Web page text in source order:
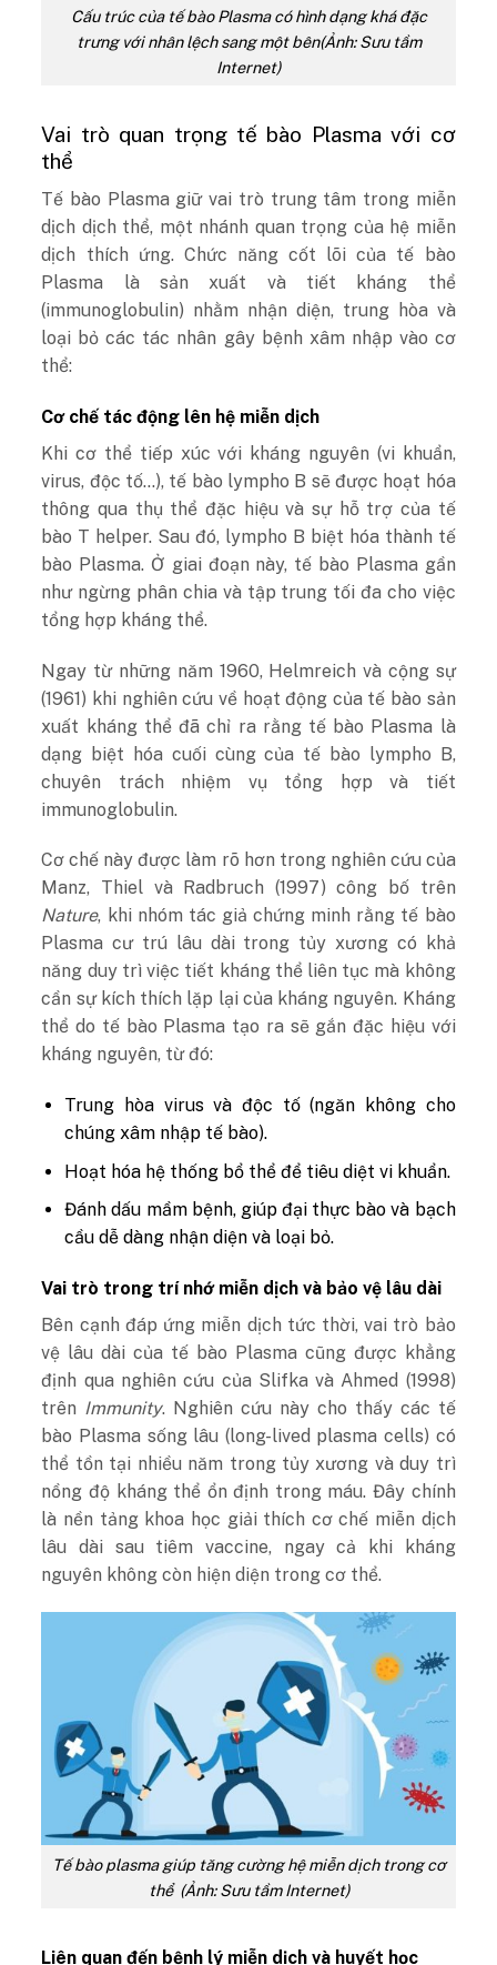
Cấu trúc của tế bào Plasma có hình dạng khá đặc
trưng với nhân lệch sang một bên(Ảnh: Sưu tầm
Internet)
Vai trò quan trọng tế bào Plasma với cơ
thể
Tế bào Plasma giữ vai trò trung tâm trong miễn
dịch dịch thể, một nhánh quan trọng của hệ miễn
dịch thích ứng. Chức năng cốt lõi của tế bào
Plasma là sản xuất và tiết kháng thể
(immunoglobulin) nhằm nhận diện, trung hòa và
loại bỏ các tác nhân gây bệnh xâm nhập vào cơ
thể:
Cơ chế tác động lên hệ miễn dịch
Khi cơ thể tiếp xúc với kháng nguyên (vi khuẩn,
virus, độc tố…), tế bào lympho B sẽ được hoạt hóa
thông qua thụ thể đặc hiệu và sự hỗ trợ của tế
bào T helper. Sau đó, lympho B biệt hóa thành tế
bào Plasma. Ở giai đoạn này, tế bào Plasma gần
như ngừng phân chia và tập trung tối đa cho việc
tổng hợp kháng thể.
Ngay từ những năm 1960, Helmreich và cộng sự
(1961) khi nghiên cứu về hoạt động của tế bào sản
xuất kháng thể đã chỉ ra rằng tế bào Plasma là
dạng biệt hóa cuối cùng của tế bào lympho B,
chuyên trách nhiệm vụ tổng hợp và tiết
immunoglobulin.
Cơ chế này được làm rõ hơn trong nghiên cứu của
Manz, Thiel và Radbruch (1997) công bố trên
Nature, khi nhóm tác giả chứng minh rằng tế bào
Plasma cư trú lâu dài trong tủy xương có khả
năng duy trì việc tiết kháng thể liên tục mà không
cần sự kích thích lặp lại của kháng nguyên. Kháng
thể do tế bào Plasma tạo ra sẽ gắn đặc hiệu với
kháng nguyên, từ đó:
Trung hòa virus và độc tố (ngăn không cho
chúng xâm nhập tế bào).
Hoạt hóa hệ thống bổ thể để tiêu diệt vi khuẩn.
Đánh dấu mầm bệnh, giúp đại thực bào và bạch
cầu dễ dàng nhận diện và loại bỏ.
Vai trò trong trí nhớ miễn dịch và bảo vệ lâu dài
Bên cạnh đáp ứng miễn dịch tức thời, vai trò bảo
vệ lâu dài của tế bào Plasma cũng được khẳng
định qua nghiên cứu của Slifka và Ahmed (1998)
trên Immunity. Nghiên cứu này cho thấy các tế
bào Plasma sống lâu (long-lived plasma cells) có
thể tồn tại nhiều năm trong tủy xương và duy trì
nồng độ kháng thể ổn định trong máu. Đây chính
là nền tảng khoa học giải thích cơ chế miễn dịch
lâu dài sau tiêm vaccine, ngay cả khi kháng
nguyên không còn hiện diện trong cơ thể.
Tế bào plasma giúp tăng cường hệ miễn dịch trong cơ
thể (Ảnh: Sưu tầm Internet)
Liên quan đến bệnh lý miễn dịch và huyết học